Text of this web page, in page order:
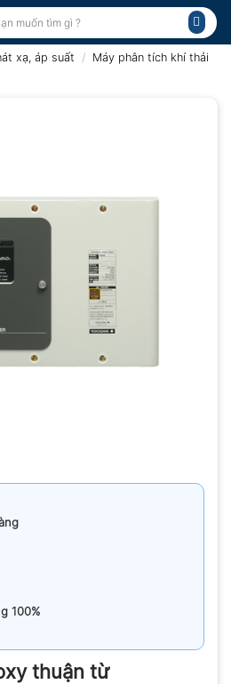
xạ, áp suất / Máy phân tích khí thải
100%
thuận từ